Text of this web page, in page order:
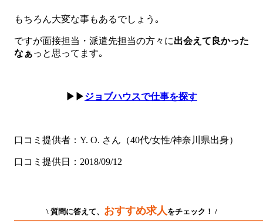
もちろん大変な事もあるでしょう｡
ですが面接担当・派遣先担当の方々に出会えて良かった
なぁっと思ってます｡
▶▶ジョブハウスで仕事を探す
口コミ提供者：Y. O. さん（40代/女性/神奈川県出身）
口コミ提供日：2018/09/12
\ 質問に答えて、 おすすめ求人をチェック！ /